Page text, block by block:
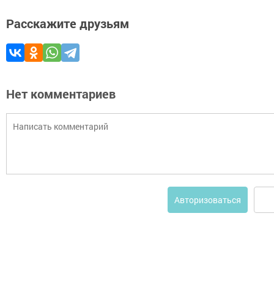
Расскажите друзьям
Нет комментариев
Авторизоваться